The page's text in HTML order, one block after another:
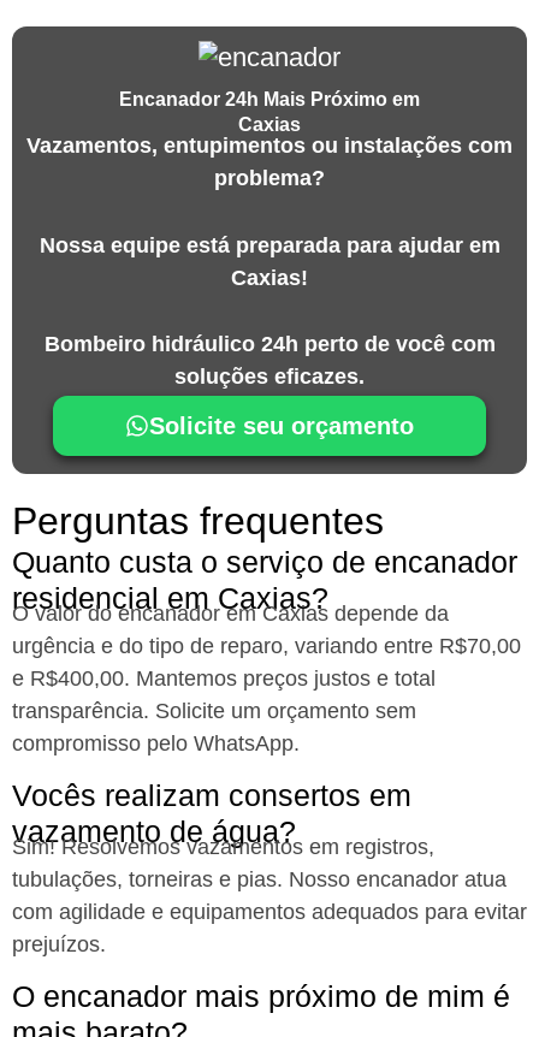
Encanador 24h Mais Próximo em
Caxias
Vazamentos, entupimentos ou instalações com
problema?
Nossa equipe está preparada para ajudar em
Caxias!
Bombeiro hidráulico 24h perto de você com
soluções eficazes.
Solicite seu orçamento
Perguntas frequentes
Quanto custa o serviço de encanador
residencial em Caxias?
O valor do encanador em Caxias depende da
urgência e do tipo de reparo, variando entre R$70,00
e R$400,00. Mantemos preços justos e total
transparência. Solicite um orçamento sem
compromisso pelo WhatsApp.
Vocês realizam consertos em
vazamento de água?
Sim! Resolvemos vazamentos em registros,
tubulações, torneiras e pias. Nosso encanador atua
com agilidade e equipamentos adequados para evitar
prejuízos.
O encanador mais próximo de mim é